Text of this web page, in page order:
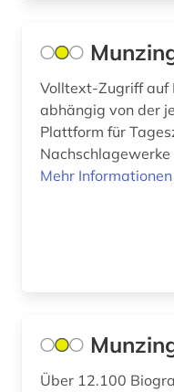
Volltext-Zugriff auf
abhängig von der
Plattform für
Mehr Informationen
Über 12.100